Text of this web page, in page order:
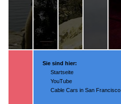
Sie sind hier:
Startseite
YouTube
Cable Cars in San Francisco